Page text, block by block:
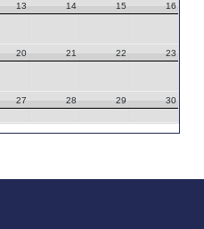
13 14 15 16
20 21 22 23
27 28 29 30